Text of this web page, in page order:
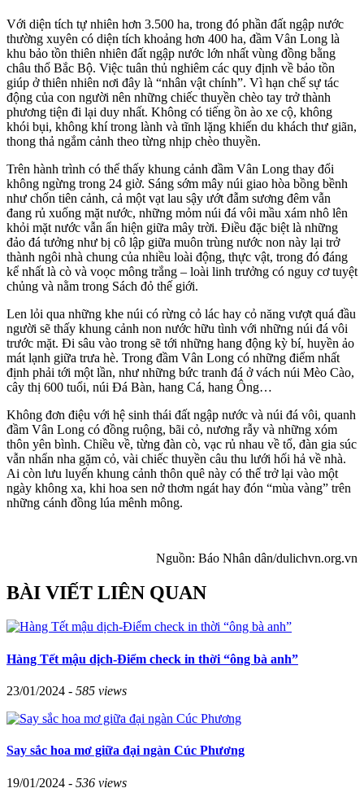
Với diện tích tự nhiên hơn 3.500 ha, trong đó phần đất ngập nước
thường xuyên có diện tích khoảng hơn 400 ha, đầm Vân Long là
khu bảo tồn thiên nhiên đất ngập nước lớn nhất vùng đồng bằng
châu thổ Bắc Bộ. Việc tuân thủ nghiêm các quy định về bảo tồn
giúp ở thiên nhiên nơi đây là “nhân vật chính”. Vì hạn chế sự tác
động của con người nên những chiếc thuyền chèo tay trở thành
phương tiện đi lại duy nhất. Không có tiếng ồn ào xe cộ, không
khói bụi, không khí trong lành và tĩnh lặng khiến du khách thư giãn,
thong thả ngắm cảnh theo từng nhịp chèo thuyền.
Trên hành trình có thể thấy khung cảnh đầm Vân Long thay đổi
không ngừng trong 24 giờ. Sáng sớm mây núi giao hòa bồng bềnh
như chốn tiên cảnh, cả một vạt lau sậy ướt đẫm sương đêm vẫn
đang rủ xuống mặt nước, những mỏm núi đá vôi mầu xám nhô lên
khỏi mặt nước vẫn ẩn hiện giữa mây trời. Điều đặc biệt là những
đảo đá tưởng như bị cô lập giữa muôn trùng nước non này lại trở
thành ngôi nhà chung của nhiều loài động, thực vật, trong đó đáng
kể nhất là cò và voọc mông trắng – loài linh trưởng có nguy cơ tuyệt
chủng và nằm trong Sách đỏ thế giới.
Len lỏi qua những khe núi có rừng cỏ lác hay cỏ năng vượt quá đầu
người sẽ thấy khung cảnh non nước hữu tình với những núi đá vôi
trước mặt. Đi sâu vào trong sẽ tới những hang động kỳ bí, huyền ảo
mát lạnh giữa trưa hè. Trong đầm Vân Long có những điểm nhất
định phải tới một lần, như những bức tranh đá ở vách núi Mèo Cào,
cây thị 600 tuổi, núi Đá Bàn, hang Cá, hang Ông…
Không đơn điệu với hệ sinh thái đất ngập nước và núi đá vôi, quanh
đầm Vân Long có đồng ruộng, bãi cỏ, nương rẫy và những xóm
thôn yên bình. Chiều về, từng đàn cò, vạc rủ nhau về tổ, đàn gia súc
vẫn nhẩn nha gặm cỏ, vài chiếc thuyền câu thu lưới hối hả về nhà.
Ai còn lưu luyến khung cảnh thôn quê này có thể trở lại vào một
ngày không xa, khi hoa sen nở thơm ngát hay đón “mùa vàng” trên
những cánh đồng lúa mênh mông.
Nguồn: Báo Nhân dân/dulichvn.org.vn
BÀI VIẾT LIÊN QUAN
Hàng Tết mậu dịch-Điểm check in thời “ông bà anh”
23/01/2024 - 585 views
Say sắc hoa mơ giữa đại ngàn Cúc Phương
19/01/2024 - 536 views